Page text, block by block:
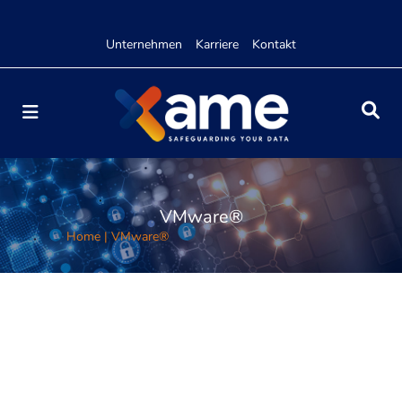
Unternehmen Karriere Kontakt
VMware®
Home |VMware®